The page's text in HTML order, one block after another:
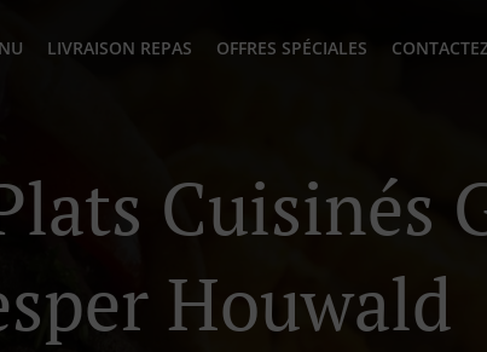
LIVRAISON REPAS OFFRES SPÉCIALES
Cuisinés
Houwald